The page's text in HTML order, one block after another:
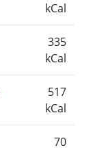
kCal
335
kCal
517
kCal
70